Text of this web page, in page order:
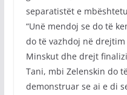
separatistët e
“Unë mendoj se do të
do të vazhdoj në
Minskut dhe drejt
Tani, mbi Zelenskin do
demonstruar se ai e di